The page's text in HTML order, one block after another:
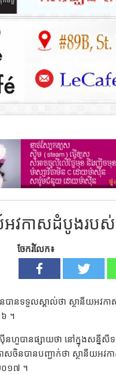
អវកាសដំបូងរប
ចែករំលែក៖
ានទទួលស្គាល់ថា ស្ថានីយអវកា
៦ ។
នហួបានផ្សាយថា នៅក្នុងសន្នីសី
ាសចិនបានបញ្ជាក់ថា ស្ថានីយអ
០១៧ ។